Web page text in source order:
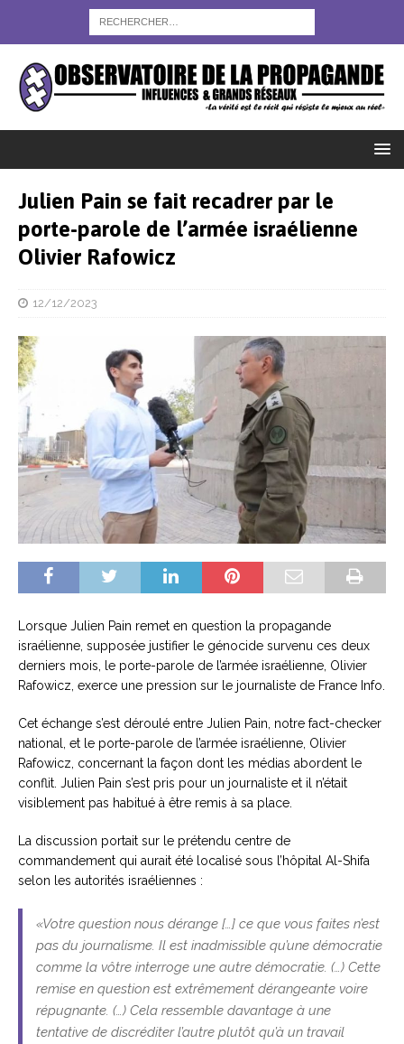
Julien Pain se fait recadrer par le
porte-parole de l’armée israélienne
Olivier Rafowicz
12/12/2023
Lorsque Julien Pain remet en question la propagande
israélienne, supposée justifier le génocide survenu ces deux
derniers mois, le porte-parole de l’armée israélienne, Olivier
Rafowicz, exerce une pression sur le journaliste de France Info.
Cet échange s’est déroulé entre Julien Pain, notre fact-checker
national, et le porte-parole de l’armée israélienne, Olivier
Rafowicz, concernant la façon dont les médias abordent le
conflit. Julien Pain s’est pris pour un journaliste et il n’était
visiblement pas habitué à être remis à sa place.
La discussion portait sur le prétendu centre de
commandement qui aurait été localisé sous l’hôpital Al-Shifa
selon les autorités israéliennes :
«Votre question nous dérange […] ce que vous faites n’est
pas du journalisme. Il est inadmissible qu’une démocratie
comme la vôtre interroge une autre démocratie. (…) Cette
remise en question est extrêmement dérangeante voire
répugnante. (…) Cela ressemble davantage à une
tentative de discréditer l’autre plutôt qu’à un travail